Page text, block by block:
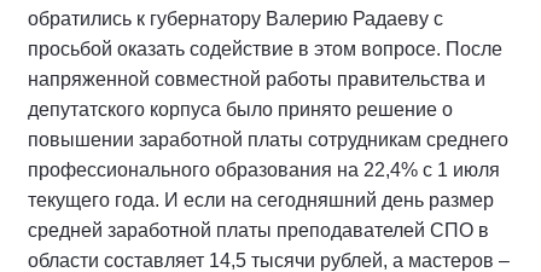
обратились к губернатору Валерию Радаеву с
просьбой оказать содействие в этом вопросе. После
напряженной совместной работы правительства и
депутатского корпуса было принято решение о
повышении заработной платы сотрудникам среднего
профессионального образования на 22,4% с 1 июля
текущего года. И если на сегодняшний день размер
средней заработной платы преподавателей СПО в
области составляет 14,5 тысячи рублей, а мастеров –